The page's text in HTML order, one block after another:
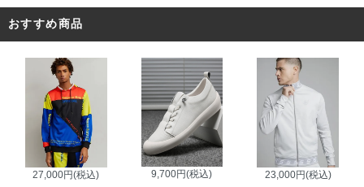
おすすめ商品
27,000円(税込) 9,700円(税込) 23,000円(税込)